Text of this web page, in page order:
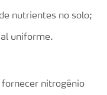
nutrientes no solo;
uniforme.
nitrogênio